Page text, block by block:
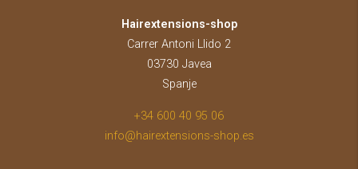
Hairextensions-shop
Carrer Antoni Llido 2
03730 Javea
Spanje
+34 600 40 95 06
info@hairextensions-shop.es